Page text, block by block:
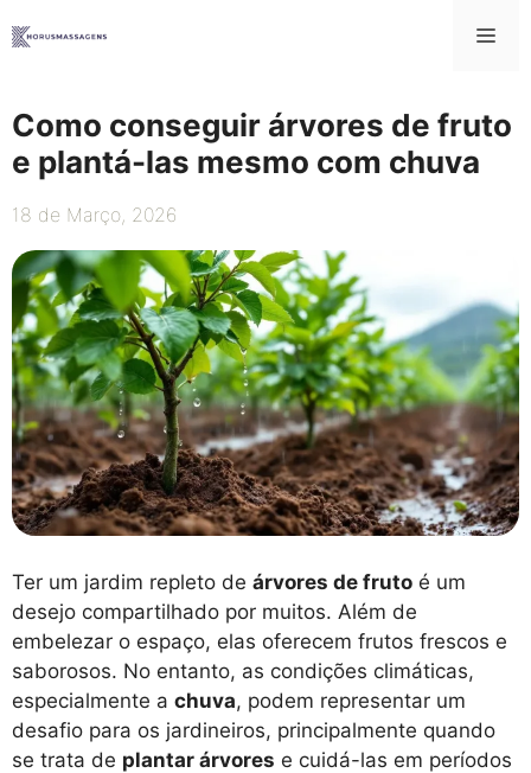
para
Como conseguir árvores de fruto
e plantá-las mesmo com chuva
18 de Março, 2026
Ter um jardim repleto de árvores de fruto é um
desejo compartilhado por muitos. Além de
embelezar o espaço, elas oferecem frutos frescos e
saborosos. No entanto, as condições climáticas,
especialmente a chuva, podem representar um
desafio para os jardineiros, principalmente quando
se trata de plantar árvores e cuidá-las em períodos